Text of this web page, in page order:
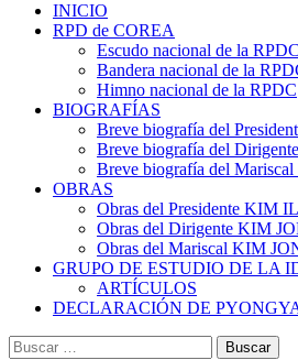
INICIO
RPD de COREA
Escudo nacional de la RPDC
Bandera nacional de la
Himno nacional de la RPDC
BIOGRAFÍAS
Breve biografía del
Breve biografía del
Breve biografía del
OBRAS
Obras del Presidente KIM
Obras del Dirigente KIM
Obras del Mariscal KIM
GRUPO DE ESTUDIO DE LA
ARTÍCULOS
DECLARACIÓN DE
Buscar: